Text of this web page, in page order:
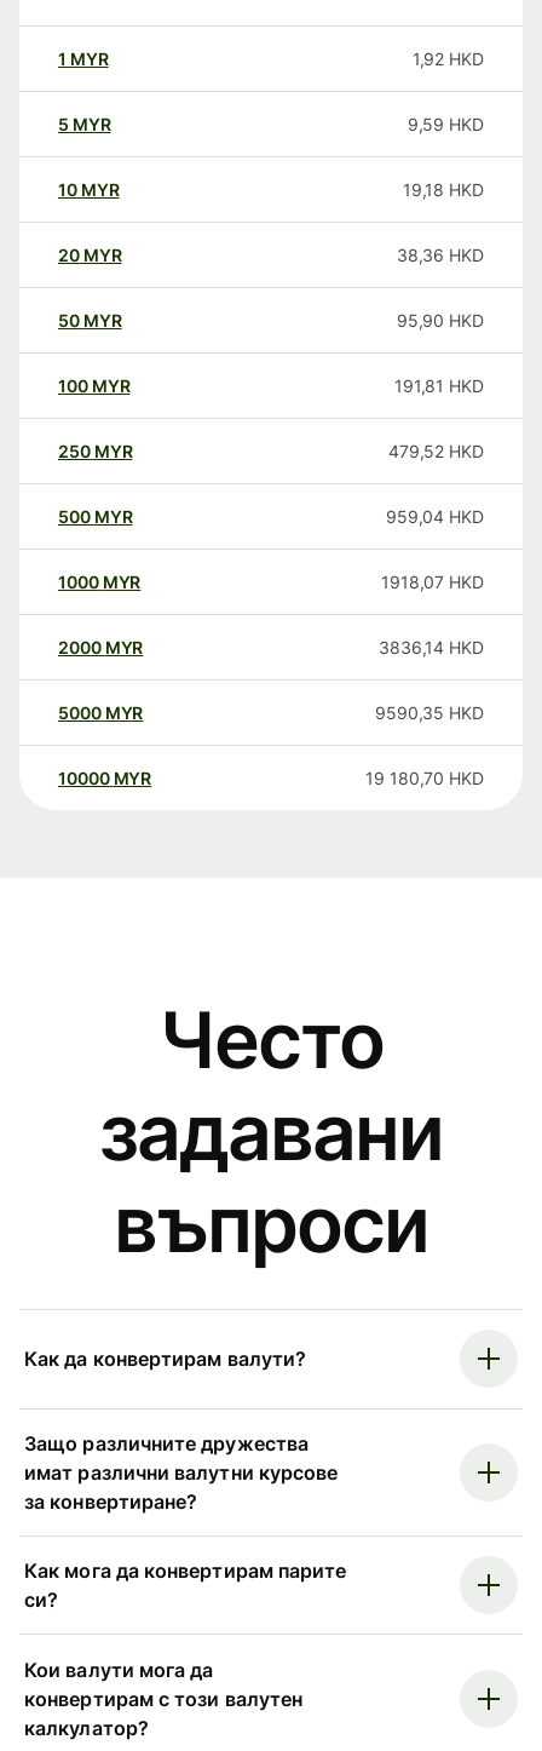
1 MYR 1,92 HKD
5 MYR 9,59 HKD
10 MYR 19,18 HKD
20 MYR 38,36 HKD
50 MYR 95,90 HKD
100 MYR 191,81 HKD
250 MYR 479,52 HKD
500 MYR 959,04 HKD
1000 MYR 1918,07 HKD
2000 MYR 3836,14 HKD
5000 MYR 9590,35 HKD
10000 MYR 19 180,70 HKD
Често
задавани
въпроси
Как да конвертирам валути?
Защо различните дружества
имат различни валутни курсове
за конвертиране?
Как мога да конвертирам парите
си?
Кои валути мога да
конвертирам с този валутен
калкулатор?